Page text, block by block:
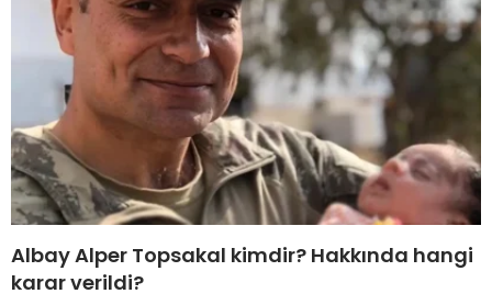
Albay Alper Topsakal kimdir? Hakkında hangi
karar verildi?